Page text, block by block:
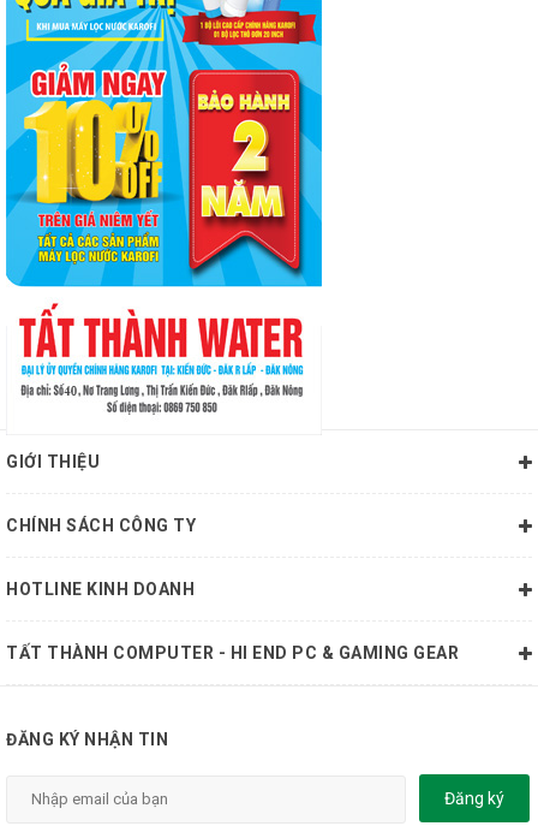
GIỚI THIỆU
CHÍNH SÁCH CÔNG TY
HOTLINE KINH DOANH
TẤT THÀNH COMPUTER - HI END PC & GAMING GEAR
ĐĂNG KÝ NHẬN TIN
Đăng ký